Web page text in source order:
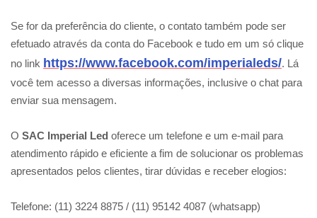
Se for da preferência do cliente, o contato também pode ser
efetuado através da conta do Facebook e tudo em um só clique
no link https://www.facebook.com/imperialeds/. Lá
você tem acesso a diversas informações, inclusive o chat para
enviar sua mensagem.
O SAC Imperial Led oferece um telefone e um e-mail para
atendimento rápido e eficiente a fim de solucionar os problemas
apresentados pelos clientes, tirar dúvidas e receber elogios:
Telefone: (11) 3224 8875 / (11) 95142 4087 (whatsapp)